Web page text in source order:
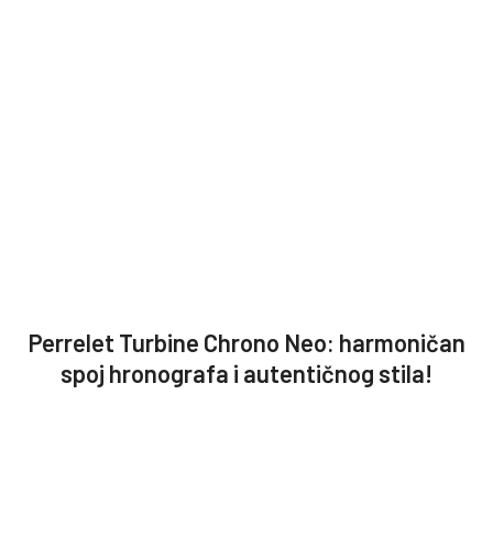
Perrelet Turbine Chrono Neo: harmoničan
spoj hronografa i autentičnog stila!